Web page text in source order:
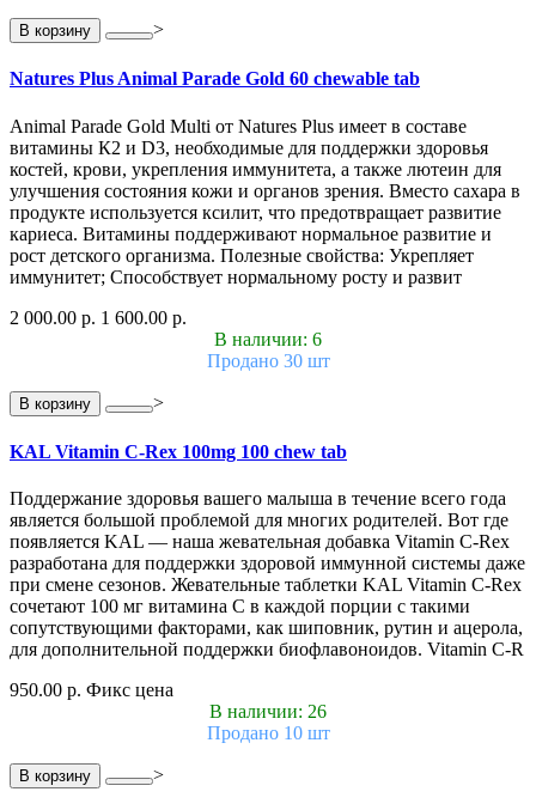
В корзину >
Natures Plus Animal Parade Gold 60 chewable tab
Animal Parade Gold Multi от Natures Plus имеет в составе
витамины К2 и D3, необходимые для поддержки здоровья
костей, крови, укрепления иммунитета, а также лютеин для
улучшения состояния кожи и органов зрения. Вместо сахара в
продукте используется ксилит, что предотвращает развитие
кариеса. Витамины поддерживают нормальное развитие и
рост детского организма. Полезные свойства: Укрепляет
иммунитет; Способствует нормальному росту и развит
2 000.00 р. 1 600.00 р.
В наличии: 6
Продано 30 шт
В корзину >
KAL Vitamin C-Rex 100mg 100 chew tab
Поддержание здоровья вашего малыша в течение всего года
является большой проблемой для многих родителей. Вот где
появляется KAL — наша жевательная добавка Vitamin C-Rex
разработана для поддержки здоровой иммунной системы даже
при смене сезонов. Жевательные таблетки KAL Vitamin C-Rex
сочетают 100 мг витамина C в каждой порции с такими
сопутствующими факторами, как шиповник, рутин и ацерола,
для дополнительной поддержки биофлавоноидов. Vitamin C-R
950.00 р. Фикс цена
В наличии: 26
Продано 10 шт
В корзину >